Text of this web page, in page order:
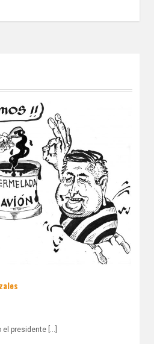
presidente [...]